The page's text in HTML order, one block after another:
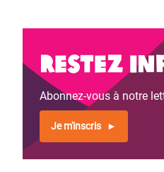
Restez
Abonnez-vous à notre
Je m'inscris